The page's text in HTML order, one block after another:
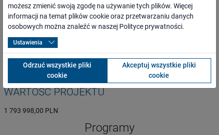
ogół społeczeństwa, mieszkańcy najbliższego otoczenia inwestycji
oraz całego regionu,
osoby o ograniczonej możliwości poruszania się,
przewoźnicy oraz inni kontrahenci,
media lokalne, regionalne, branżowe i ogólnopolskie,
administracja rządowa i samorządowa,
organizacje pozarządowe.
WARTOŚĆ PROJEKTU
1 793 998,00 PLN
Programy
możesz zmienić swoją zgodę na używanie tych plików. Więcej
informacji na temat plików cookie oraz przetwarzaniu danych
osobowych można znaleźć w naszej Polityce prywatności.
Ustawienia
Odrzuć wszystkie pliki
cookie
Akceptuj wszystkie pliki
cookie